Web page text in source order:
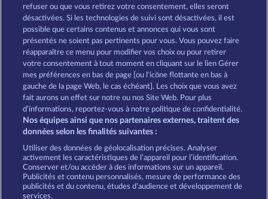
Beautiful Nature Atlantic Wilds
CGU Charte de confidentialité
Mentions légales Société FAQ
Programme d'affiliation
Envoyer la demande de rétractation
refuser ou que vous retirez votre consentement, elles seront
désactivées. Si les technologies de suivi sont désactivées, il est
possible que certains contenus et annonces qui vous sont
présentés ne soient pas pertinents pour vous. Vous pouvez faire
réapparaître ce menu pour modifier vos choix ou pour retirer
votre consentement à tout moment en cliquant sur le lien Gérer
mes préférences en bas de page [ou l'icône flottante en bas à
gauche de la page Web, le cas échéant]. Les choix que vous avez
fait aurons un effet sur notre ou nos Site Web. Pour plus
d’informations, reportez-vous à notre politique de confidentialité.
Nos équipes ainsi que nos partenaires externes, traitent des
données selon les finalités suivantes :
Utiliser des données de géolocalisation précises. Analyser
activement les caractéristiques de l’appareil pour l’identification.
Conserver et/ou accéder à des informations sur un appareil.
Publicités et contenu personnalisés, mesure de performance des
publicités et du contenu, études d’audience et développement de
services.